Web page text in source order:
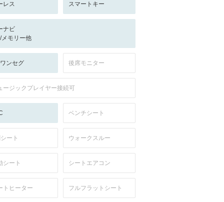
レス スマートキー
ナビ
メモリー他
ンセグ 後席モニター
ージックプレイヤー接続可
ベンチシート
ート ウォークスルー
シート シートエアコン
トヒーター フルフラットシート